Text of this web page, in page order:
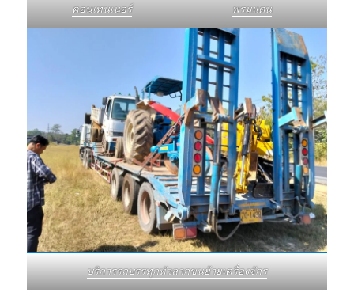
คอนเทนเนอร์
พรมแดน
บริการรถบรรทุกหัวลากขนย้ายเครื่องจักร